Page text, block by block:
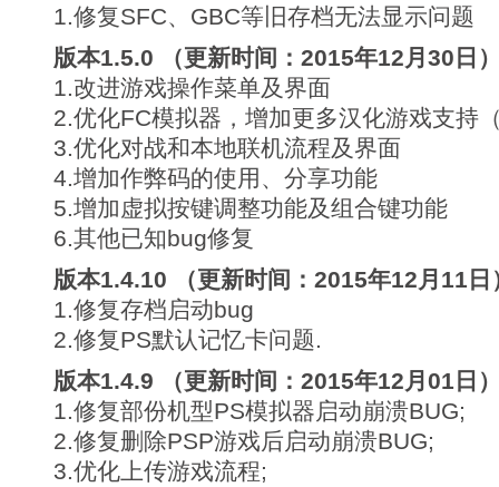
1.修复SFC、GBC等旧存档无法显示问题
版本1.5.0 （更新时间：2015年12月30日
1.改进游戏操作菜单及界面
2.优化FC模拟器，增加更多汉化游戏支持
3.优化对战和本地联机流程及界面
4.增加作弊码的使用、分享功能
5.增加虚拟按键调整功能及组合键功能
6.其他已知bug修复
版本1.4.10 （更新时间：2015年12月11日
1.修复存档启动bug
2.修复PS默认记忆卡问题.
版本1.4.9 （更新时间：2015年12月01日
1.修复部份机型PS模拟器启动崩溃BUG;
2.修复删除PSP游戏后启动崩溃BUG;
3.优化上传游戏流程;